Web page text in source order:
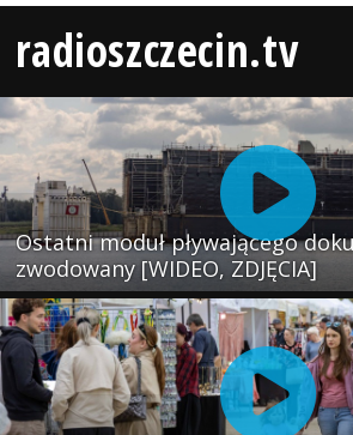
radioszczecin.tv
Ostatni moduł pływającego
zwodowany [WIDEO, ZDJĘCIA]